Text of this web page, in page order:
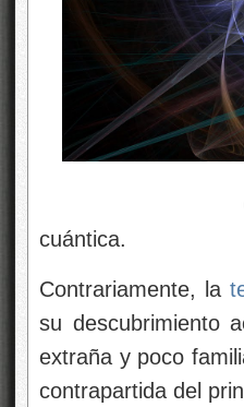
Geometría →
cuántica.
Contrariamente, la
su descubrimiento
extraña y poco
contrapartida del